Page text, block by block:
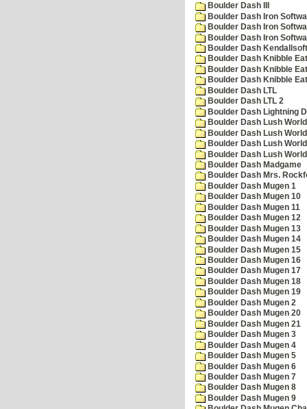
Boulder Dash III
Boulder Dash Iron
Boulder Dash Iron
Boulder Dash Iron
Boulder Dash
Boulder Dash Knibble
Boulder Dash Knibble
Boulder Dash Knibble
Boulder Dash LTL
Boulder Dash LTL 2
Boulder Dash Lightning
Boulder Dash Lush
Boulder Dash Lush
Boulder Dash Lush
Boulder Dash Lush
Boulder Dash Madgame
Boulder Dash Mrs.
Boulder Dash Mugen 1
Boulder Dash Mugen 10
Boulder Dash Mugen 11
Boulder Dash Mugen 12
Boulder Dash Mugen 13
Boulder Dash Mugen 14
Boulder Dash Mugen 15
Boulder Dash Mugen 16
Boulder Dash Mugen 17
Boulder Dash Mugen 18
Boulder Dash Mugen 19
Boulder Dash Mugen 2
Boulder Dash Mugen 20
Boulder Dash Mugen 21
Boulder Dash Mugen 3
Boulder Dash Mugen 4
Boulder Dash Mugen 5
Boulder Dash Mugen 6
Boulder Dash Mugen 7
Boulder Dash Mugen 8
Boulder Dash Mugen 9